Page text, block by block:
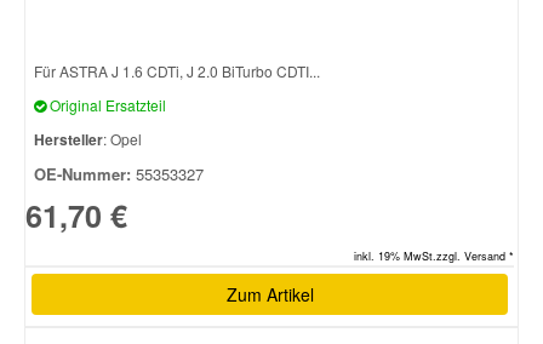
Für ASTRA J 1.6 CDTi, J 2.0 BiTurbo CDTI...
Original Ersatzteil
Hersteller: Opel
OE-Nummer: 55353327
61,70 €
inkl. 19% MwSt.zzgl. Versand *
Zum Artikel